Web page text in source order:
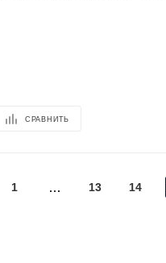
СРАВНИТЬ
1 13 14